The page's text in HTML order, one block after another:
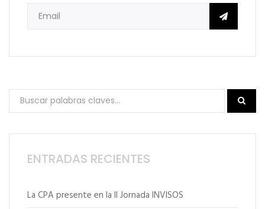
ENTRADAS RECIENTES
La CPA presente en la II Jornada INVISOS